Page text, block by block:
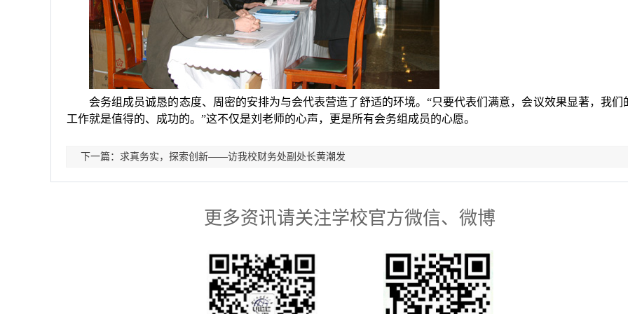
会务组成员诚恳的态度、周密的安排为与会代表营造了舒适的环境。“只要代表们满意，会议效果显著，我们
工作就是值得的、成功的。”这不仅是刘 老师的心声，更是所有会务组成员的心愿。
下一篇：求真务实，探索创新——访我校财务处副处长黄潮发
更多资讯请关注学校官方微信、微博